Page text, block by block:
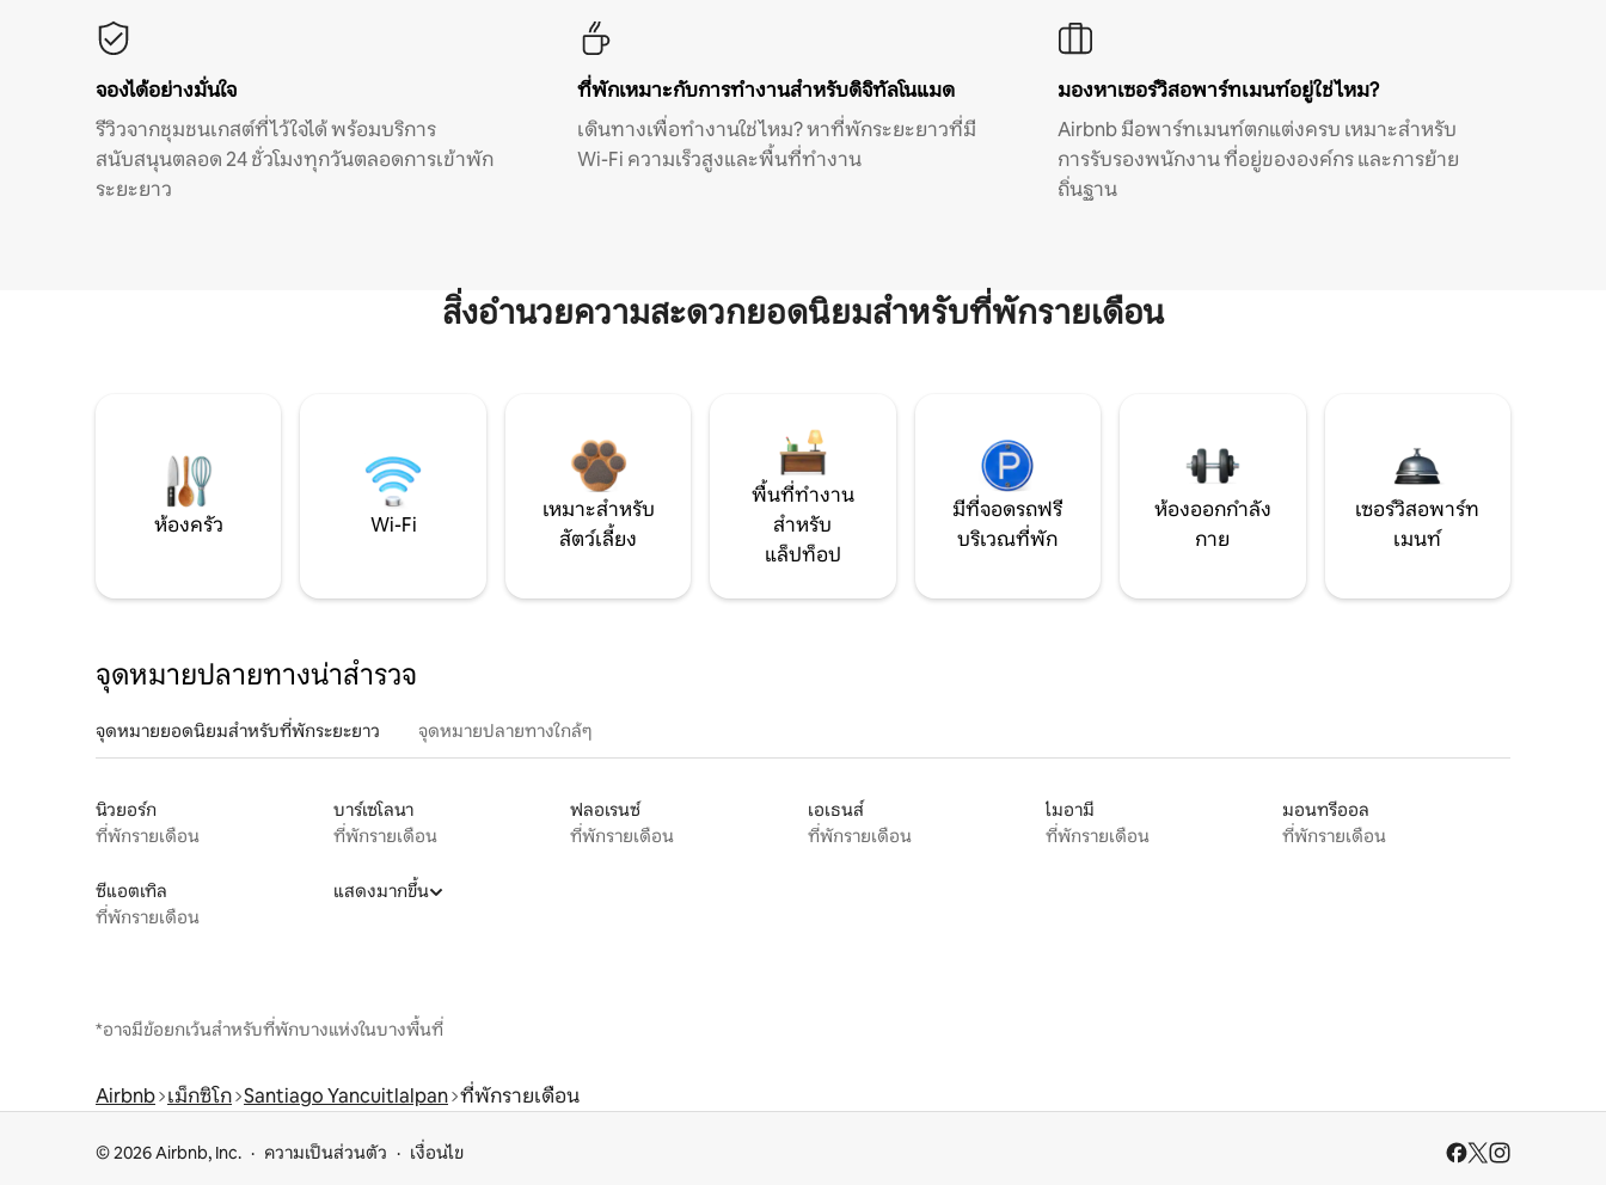
จองได้อย่างมั่นใจ
รีวิวจากชุมชนเกสต์ที่ไว้ใจได้ พร้อมบริการ
สนับสนุนตลอด 24 ชั่วโมงทุกวันตลอดการเข้าพัก
ระยะยาว
ที่พักเหมาะกับการทำงานสำหรับดิจิทัลโนแมด
เดินทางเพื่อทำงานใช่ไหม? หาที่พักระยะยาวที่มี
Wi-Fi ความเร็วสูงและพื้นที่ทำงาน
มองหาเซอร์วิสอพาร์ทเมนท์อยู่ใช่ไหม?
Airbnb มีอพาร์ทเมนท์ตกแต่งครบ เหมาะสำหรับ
การรับรองพนักงาน ที่อยู่ขององค์กร และการย้าย
ถิ่นฐาน
สิ่งอำนวยความสะดวกยอดนิยมสำหรับที่พักรายเดือน
ห้องครัว Wi-Fi
เหมาะสำหรับ
สัตว์เลี้ยง
พื้นที่ทำงาน
สำหรับ
แล็ปท็อป
มีที่จอดรถฟรี
บริเวณที่พัก
ห้องออกกำลัง
กาย
เซอร์วิสอพาร์ท
เมนท์
จุดหมายปลายทางน่าสำรวจ
จุดหมายยอดนิยมสำหรับที่พักระยะยาว จุดหมายปลายทางใกล้ๆ
นิวยอร์ก
ที่พักรายเดือน
บาร์เซโลนา
ที่พักรายเดือน
ฟลอเรนซ์
ที่พักรายเดือน
เอเธนส์
ที่พักรายเดือน
ไมอามี
ที่พักรายเดือน
มอนทรีออล
ที่พักรายเดือน
ซีแอตเทิล
ที่พักรายเดือน
แสดงมากขึ้น
*อาจมีข้อยกเว้นสำหรับที่พักบางแห่งในบางพื้นที่
Airbnb เม็กซิโก Santiago Yancuitlalpan ที่พักรายเดือน
© 2026 Airbnb, Inc. ความเป็นส่วนตัว เงื่อนไข